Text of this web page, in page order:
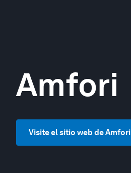
Amfori
Visite el sitio web de Amfori